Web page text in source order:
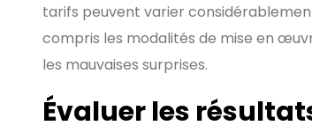
tarifs peuvent varier
compris les modalités de mise en
les mauvaises surprises.
Évaluer les